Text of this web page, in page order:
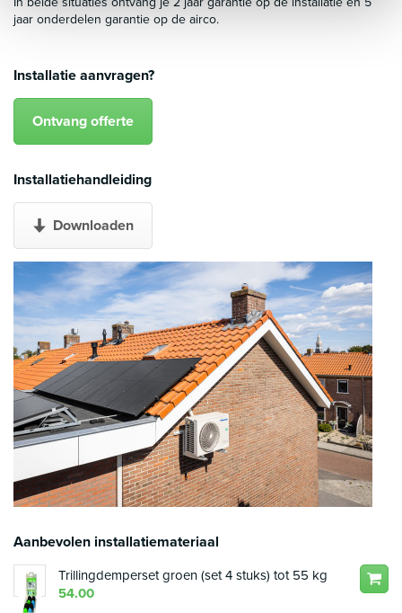
jaar onderdelen garantie op de airco.
Installatie aanvragen?
Ontvang offerte
Installatiehandleiding
Downloaden
Aanbevolen installatiemateriaal
Trillingdemperset groen (set 4 stuks) tot 55 kg
54.00